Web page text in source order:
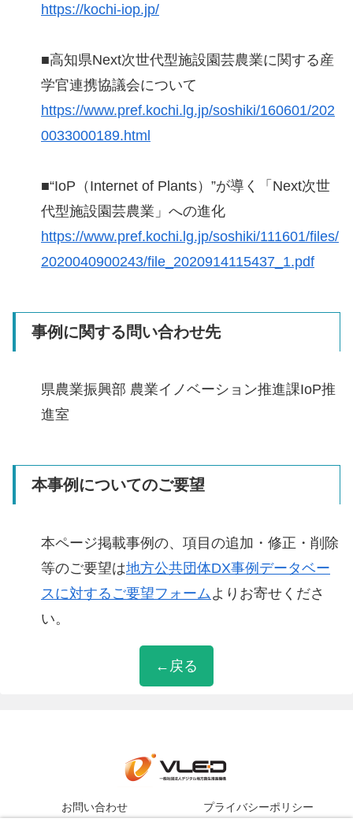
←戻る
https://kochi-iop.jp/
■高知県Next次世代型施設園芸農業に関する産
学官連携協議会について
https://www.pref.kochi.lg.jp/soshiki/160601/202
0033000189.html
■“IoP（Internet of Plants）”が導く「Next次世
代型施設園芸農業」への進化
https://www.pref.kochi.lg.jp/soshiki/111601/files/
2020040900243/file_2020914115437_1.pdf
事例に関する問い合わせ先
県農業振興部 農業イノベーション推進課IoP推
進室
本事例についてのご要望
本ページ掲載事例の、項目の追加・修正・削除
等のご要望は地方公共団体DX事例データベー
スに対するご要望フォーム よりお寄せくださ
い。
お問い合わせ プライバシーポリシー